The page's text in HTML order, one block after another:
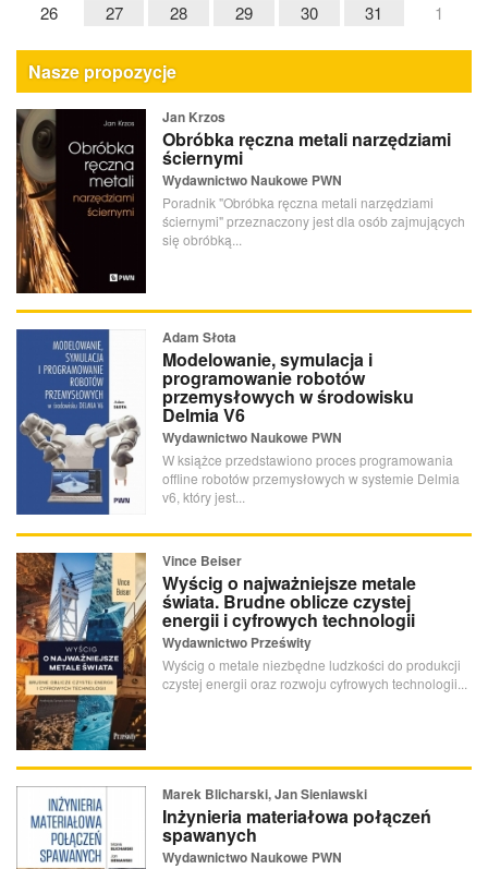
26
27 28 29 30 31 1
Nasze propozycje
Jan Krzos
Obróbka ręczna metali narzędziami
ściernymi
Wydawnictwo Naukowe PWN
Poradnik "Obróbka ręczna metali narzędziami
ściernymi" przeznaczony jest dla osób zajmujących
się obróbką...
Adam Słota
Modelowanie, symulacja i
programowanie robotów
przemysłowych w środowisku
Delmia V6
Wydawnictwo Naukowe PWN
W książce przedstawiono proces programowania
offline robotów przemysłowych w systemie Delmia
v6, który jest...
Vince Beiser
Wyścig o najważniejsze metale
świata. Brudne oblicze czystej
energii i cyfrowych technologii
Wydawnictwo Prześwity
Wyścig o metale niezbędne ludzkości do produkcji
czystej energii oraz rozwoju cyfrowych technologii...
Marek Blicharski, Jan Sieniawski
Inżynieria materiałowa połączeń
spawanych
Wydawnictwo Naukowe PWN